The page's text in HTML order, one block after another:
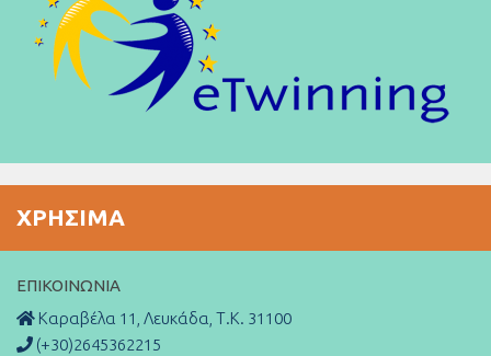
ΧΡΉΣΙΜΑ
ΕΠΙΚΟΙΝΩΝΊΑ
Καραβέλα 11, Λευκάδα, Τ.Κ. 31100
(+30)2645362215